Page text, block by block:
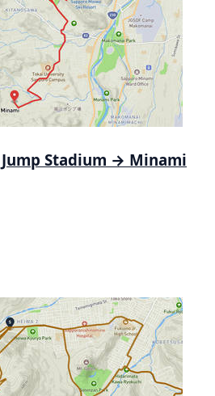
Stadium → Minami